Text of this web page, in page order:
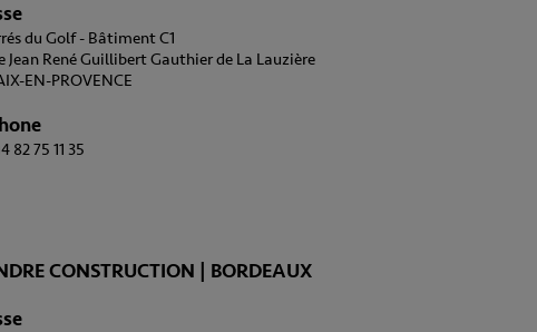
du Golf - Bâtiment C1
Jean René Guillibert Gauthier de La Lauzière
EN-PROVENCE
82 75 11 35
CONSTRUCTION | BORDEAUX